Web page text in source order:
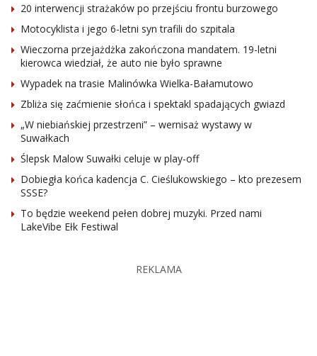
20 interwencji strażaków po przejściu frontu burzowego
Motocyklista i jego 6-letni syn trafili do szpitala
Wieczorna przejażdżka zakończona mandatem. 19-letni
kierowca wiedział, że auto nie było sprawne
Wypadek na trasie Malinówka Wielka-Bałamutowo
Zbliża się zaćmienie słońca i spektakl spadających gwiazd
„W niebiańskiej przestrzeni” – wernisaż wystawy w
Suwałkach
Ślepsk Malow Suwałki celuje w play-off
Dobiegła końca kadencja C. Cieślukowskiego – kto prezesem
SSSE?
To będzie weekend pełen dobrej muzyki. Przed nami
LakeVibe Ełk Festiwal
REKLAMA